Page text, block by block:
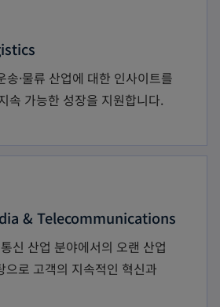
송·물류 산업에 대한 인사이트를
속 가능한 성장을 지원합니다.
& Telecommunications
신 산업 분야에서의 오랜 산업
으로 고객의 지속적인 혁신과